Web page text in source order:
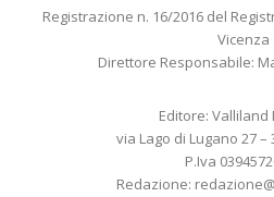
Registrazione n. 16/2016 del
Vicenza
Direttore Responsabile:
Editore: Valliland
via Lago di Lugano 27 –
P.Iva
Redazione: